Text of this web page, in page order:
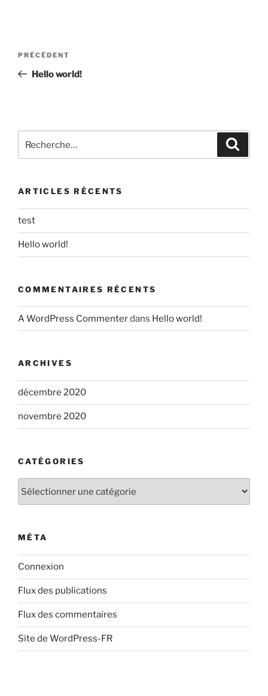
Navigation
l’article
Article
précédent
PRÉCÉDENT
Hello world!
pour
ARTICLES RÉCENTS
test
Hello world!
COMMENTAIRES RÉCENTS
A WordPress Commenterdans Hello world!
ARCHIVES
décembre 2020
novembre 2020
CATÉGORIES
MÉTA
Connexion
Flux des publications
Flux des commentaires
Site de WordPress-FR